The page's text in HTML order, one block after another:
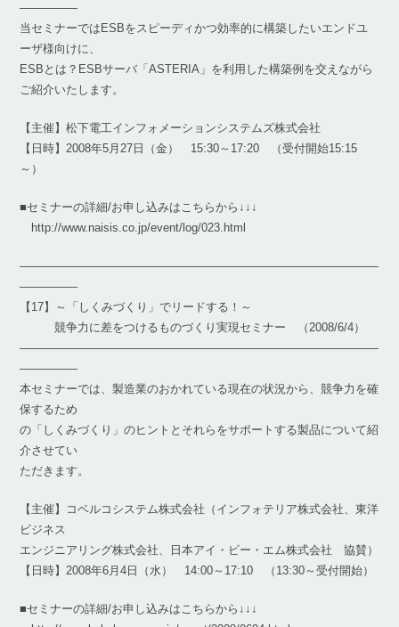
―――――
当セミナーではESBをスピーディかつ効率的に構築したいエンドユ
ーザ様向けに、
ESBとは？ESBサーバ「ASTERIA」を利用した構築例を交えながら
ご紹介いたします。
【主催】松下電工インフォメーションシステムズ株式会社
【日時】2008年5月27日（金） 15:30～17:20 （受付開始15:15
～）
■セミナーの詳細/お申し込みはこちらから↓↓↓
http://www.naisis.co.jp/event/log/023.html
―――――――――――――――――――――――――――――――
―――――
【17】～「しくみづくり」でリードする！～
競争力に差をつけるものづくり実現セミナー （2008/6/4）
―――――――――――――――――――――――――――――――
―――――
本セミナーでは、製造業のおかれている現在の状況から、競争力を確
保するため
の「しくみづくり」のヒントとそれらをサポートする製品について紹
介させてい
ただきます。
【主催】コベルコシステム株式会社（インフォテリア株式会社、東洋
ビジネス
エンジニアリング株式会社、日本アイ・ビー・エム株式会社 協賛）
【日時】2008年6月4日（水） 14:00～17:10 （13:30～受付開始）
■セミナーの詳細/お申し込みはこちらから↓↓↓